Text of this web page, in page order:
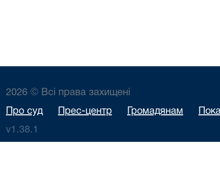
2026 © Всі права захищені
Про суд Прес-центр Громадянам
v1.38.1